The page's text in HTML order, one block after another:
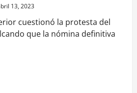
13, 2023
cuestionó la protesta del
que la nómina definitiva